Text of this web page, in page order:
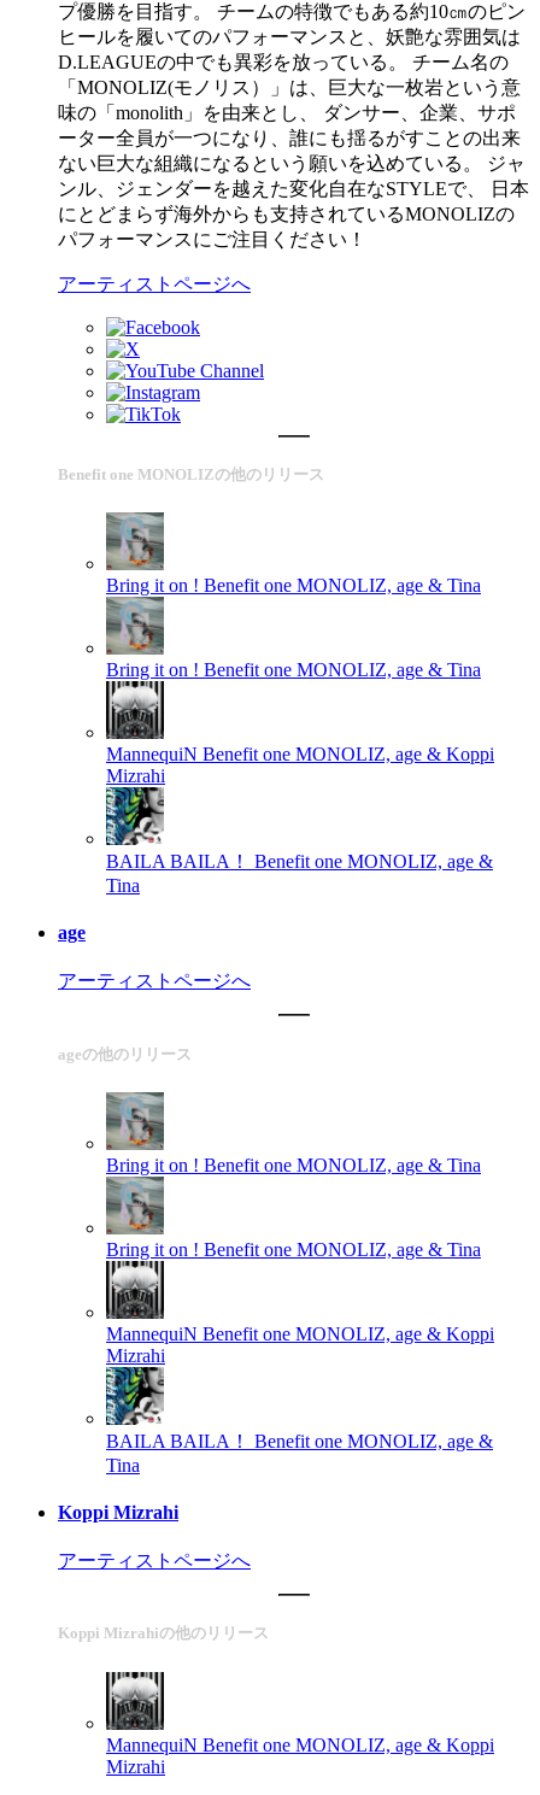
プ優勝を目指す。 チームの特徴でもある約10㎝のピン
ヒールを履いてのパフォーマンスと、妖艶な雰囲気は
D.LEAGUEの中でも異彩を放っている。 チーム名の
「MONOLIZ(モノリス）」は、巨大な一枚岩という意
味の「monolith」を由来とし、 ダンサー、企業、サポ
ーター全員が一つになり、誰にも揺るがすことの出来
ない巨大な組織になるという願いを込めている。 ジャ
ンル、ジェンダーを越えた変化自在なSTYLEで、 日本
にとどまらず海外からも支持されているMONOLIZの
パフォーマンスにご注目ください！
アーティストページへ
Benefit one MONOLIZの他のリリース
Bring it on ! Benefit one MONOLIZ, age & Tina
Bring it on ! Benefit one MONOLIZ, age & Tina
MannequiN Benefit one MONOLIZ, age & Koppi
Mizrahi
BAILA BAILA！
Benefit one MONOLIZ, age &
Tina
age
アーティストページへ
ageの他のリリース
Bring it on ! Benefit one MONOLIZ, age & Tina
Bring it on ! Benefit one MONOLIZ, age & Tina
MannequiN Benefit one MONOLIZ, age & Koppi
Mizrahi
BAILA BAILA！
Benefit one MONOLIZ, age &
Tina
Koppi Mizrahi
アーティストページへ
Koppi Mizrahiの他のリリース
MannequiN Benefit one MONOLIZ, age & Koppi
Mizrahi